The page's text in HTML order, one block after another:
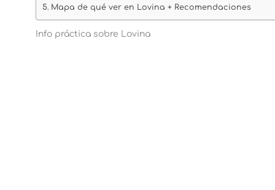
Mapa de qué ver en Lovina + Recomendaciones
Info práctica sobre Lovina